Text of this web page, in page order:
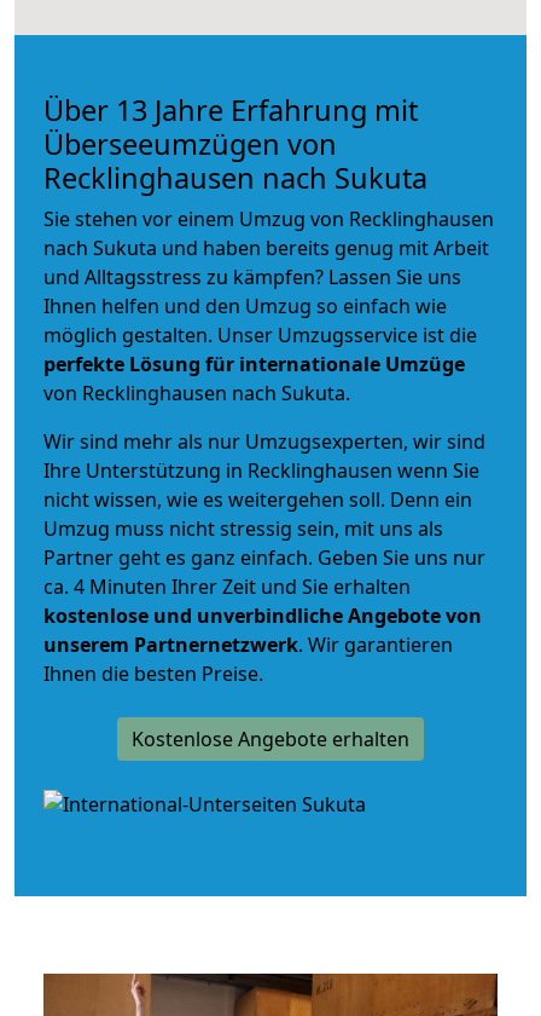
Über 13 Jahre Erfahrung mit
Überseeumzügen von
Recklinghausen nach Sukuta
Sie stehen vor einem Umzug von Recklinghausen
nach Sukuta und haben bereits genug mit Arbeit
und Alltagsstress zu kämpfen? Lassen Sie uns
Ihnen helfen und den Umzug so einfach wie
möglich gestalten. Unser Umzugsservice ist die
perfekte Lösung für internationale Umzüge
von Recklinghausen nach Sukuta.
Wir sind mehr als nur Umzugsexperten, wir sind
Ihre Unterstützung in Recklinghausen wenn Sie
nicht wissen, wie es weitergehen soll. Denn ein
Umzug muss nicht stressig sein, mit uns als
Partner geht es ganz einfach. Geben Sie uns nur
ca. 4 Minuten Ihrer Zeit und Sie erhalten
kostenlose und unverbindlicheAngebote von
unserem Partnernetzwerk. Wir garantieren
Ihnen die besten Preise.
Kostenlose Angebote erhalten